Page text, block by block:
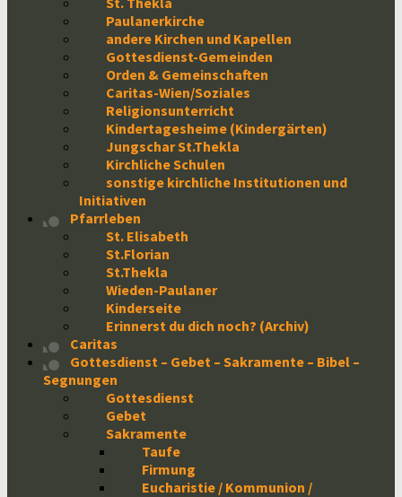
Paulanerkirche
andere Kirchen und Kapellen
Gottesdienst-Gemeinden
Orden & Gemeinschaften
Caritas-Wien/Soziales
Religionsunterricht
Kindertagesheime (Kindergärten)
Jungschar St.Thekla
Kirchliche Schulen
sonstige kirchliche Institutionen und
Initiativen
Pfarrleben
St. Elisabeth
St.Florian
St.Thekla
Wieden-Paulaner
Kinderseite
Erinnerst du dich noch? (Archiv)
Caritas
Gottesdienst – Gebet – Sakramente – Bibel –
Segnungen
Gottesdienst
Gebet
Sakramente
Taufe
Firmung
Eucharistie / Kommunion /